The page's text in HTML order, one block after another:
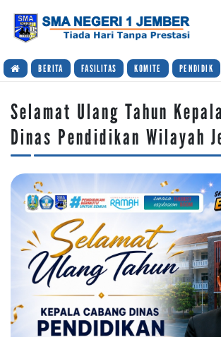
BERITA FASILITAS KOMITE PENDIDIK
Selamat Ulang Tahun
Dinas Pendidikan Wilayah